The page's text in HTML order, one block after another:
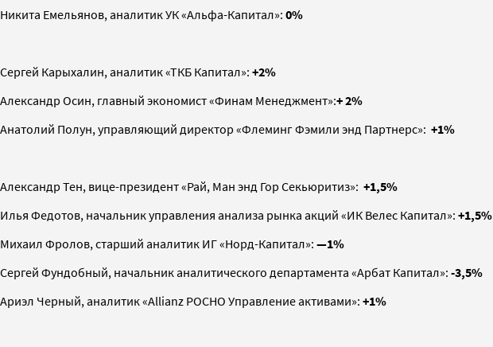
Никита Емельянов, аналитик УК «Альфа-Капитал»: 0%
Сергей Карыхалин, аналитик «ТКБ Капитал»: +2%
Александр Осин, главный экономист «Финам Менеджмент»:+ 2%
Анатолий Полун, управляющий директор «Флеминг Фэмили энд Партнерс»: +1%
Александр Тен, вице-президент «Рай, Ман энд Гор Секьюритиз»: +1,5%
Илья Федотов, начальник управления анализа рынка акций «ИК Велес Капитал»: +1,5%
Михаил Фролов, старший аналитик ИГ «Норд-Капитал»: —1%
Сергей Фундобный, начальник аналитического департамента «Арбат Капитал»: -3,5%
Ариэл Черный, аналитик «Allianz РОСНО Управление активами»: +1%